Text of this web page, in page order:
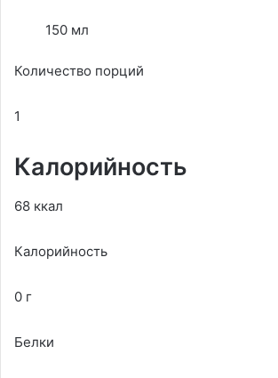
150 мл
Количество порций
1
Калорийность
68 ккал
Калорийность
0 г
Белки